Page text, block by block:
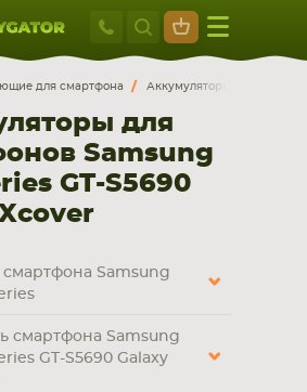
Москва
+7 495 414
5с3 (м. Семеновская)
“Семеновская”
28 59
звонок
ПЛАНШЕТА
для смартфона Аккумуляторы для
для
Samsung
GT-S5690
Samsung
смартфона Samsung
GT-S5690 Galaxy